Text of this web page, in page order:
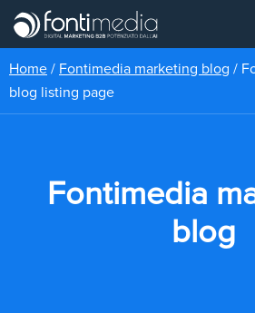
Home / Fontimedia marketing blog /
blog listing page
Fontimedia
blog